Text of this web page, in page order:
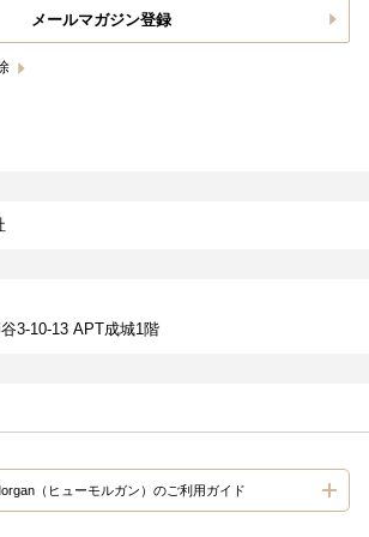
メールマガジン登録
3-10-13 APT成城1階
（ヒューモルガン）のご利用ガイド